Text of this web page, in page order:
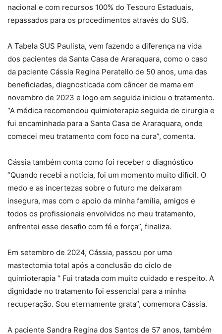
nacional e com recursos 100% do Tesouro Estaduais,
repassados para os procedimentos através do SUS.
A Tabela SUS Paulista, vem fazendo a diferença na vida
dos pacientes da Santa Casa de Araraquara, como o caso
da paciente Cássia Regina Peratello de 50 anos, uma das
beneficiadas, diagnosticada com câncer de mama em
novembro de 2023 e logo em seguida iniciou o tratamento.
“A médica recomendou quimioterapia seguida de cirurgia e
fui encaminhada para a Santa Casa de Araraquara, onde
comecei meu tratamento com foco na cura”, comenta.
Cássia também conta como foi receber o diagnóstico
“Quando recebi a notícia, foi um momento muito difícil. O
medo e as incertezas sobre o futuro me deixaram
insegura, mas com o apoio da minha família, amigos e
todos os profissionais envolvidos no meu tratamento,
enfrentei esse desafio com fé e força”, finaliza.
Em setembro de 2024, Cássia, passou por uma
mastectomia total após a conclusão do ciclo de
quimioterapia “ Fui tratada com muito cuidado e respeito. A
dignidade no tratamento foi essencial para a minha
recuperação. Sou eternamente grata”, comemora Cássia.
A paciente Sandra Regina dos Santos de 57 anos, também